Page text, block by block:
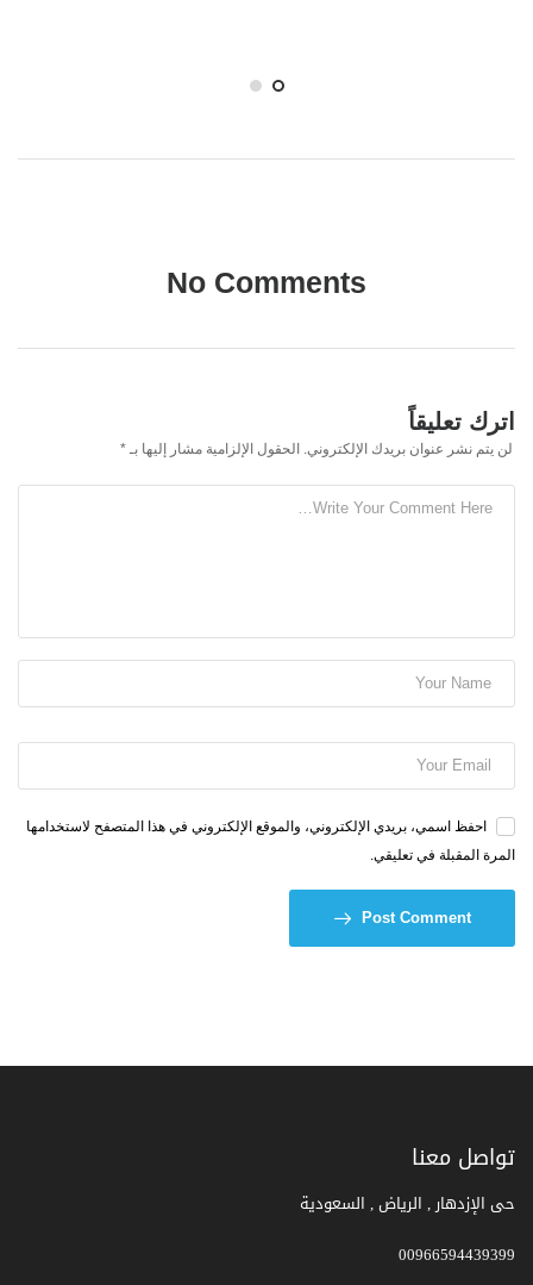
No Comments
اترك تعليقاً
لن يتم نشر عنوان بريدك الإلكتروني. الحقول الإلزامية مشار إليها بـ *
احفظ اسمي، بريدي الإلكتروني، والموقع الإلكتروني في هذا المتصفح لاستخدامها
المرة المقبلة في تعليقي.
Post Comment
تواصل معنا
حى الإزدهار , الرياض , السعودية
00966594439399